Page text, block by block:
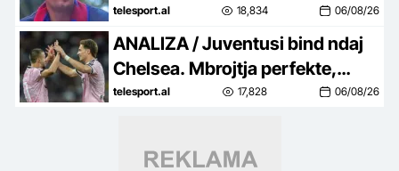
luftoj, edhe pse e di që është e
tmerrshme
telesport.al 18,834 06/08/26
ANALIZA / Juventusi bind ndaj
Chelsea. Mbrojtja perfekte,
shkëlqen Zhegrova dhe
telesport.al 17,828 06/08/26